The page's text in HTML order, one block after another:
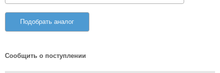
Подобрать аналог
Сообщить о поступлении